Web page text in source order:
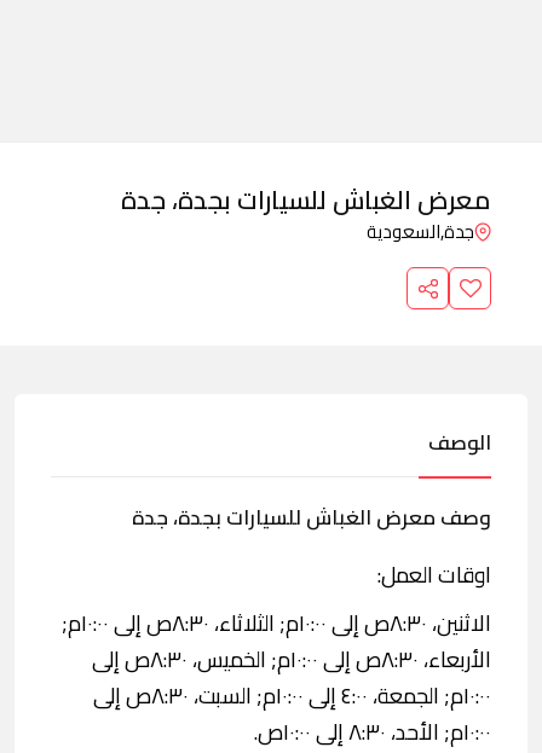
معرض الغباش للسيارات بجدة، جدة
جدة,السعودية
الوصف
وصف معرض الغباش للسيارات بجدة، جدة
اوقات العمل:
الاثنين، ٨:٣٠ص إلى ١٠:٠٠م; الثلاثاء، ٨:٣٠ص إلى ١٠:٠٠م;
الأربعاء، ٨:٣٠ص إلى ١٠:٠٠م; الخميس، ٨:٣٠ص إلى
١٠:٠٠م; الجمعة، ٤:٠٠ إلى ١٠:٠٠م; السبت، ٨:٣٠ص إلى
١٠:٠٠م; الأحد، ٨:٣٠ إلى ١٠:٠٠ص.